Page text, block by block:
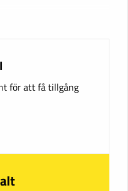
för att få tillgång